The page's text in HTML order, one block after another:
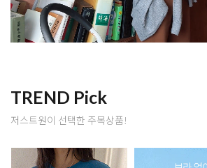
TREND Pick
저스트원이 선택한 주목상품!